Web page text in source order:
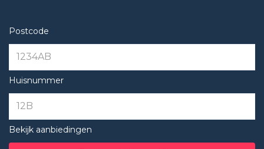
Postcode
Huisnummer
Bekijk aanbiedingen